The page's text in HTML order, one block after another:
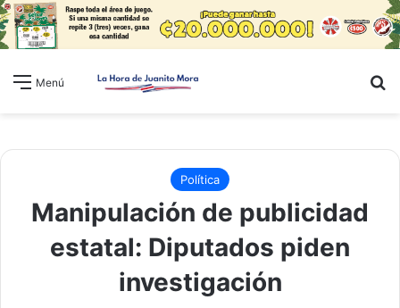
Menú
Política
Manipulación de publicidad
estatal: Diputados piden
investigación